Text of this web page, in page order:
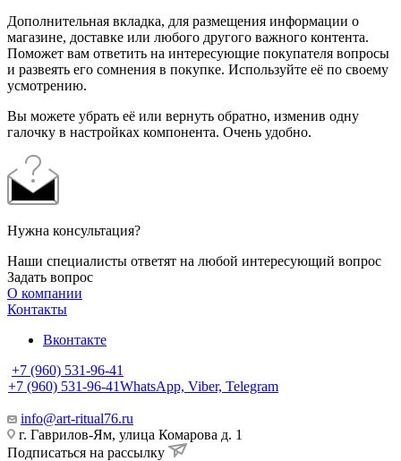
Дополнительная вкладка, для размещения информации о
магазине, доставке или любого другого важного контента.
Поможет вам ответить на интересующие покупателя вопросы
и развеять его сомнения в покупке. Используйте её по своему
усмотрению.
Вы можете убрать её или вернуть обратно, изменив одну
галочку в настройках компонента. Очень удобно.
Нужна консультация?
Наши специалисты ответят на любой интересующий вопрос
Задать вопрос
О компании
Контакты
Вконтакте
+7 (960) 531-96-41
+7 (960) 531-96-41WhatsApp, Viber, Telegram
info@art-ritual76.ru
г. Гаврилов-Ям, улица Комарова д. 1
Подписаться на рассылку